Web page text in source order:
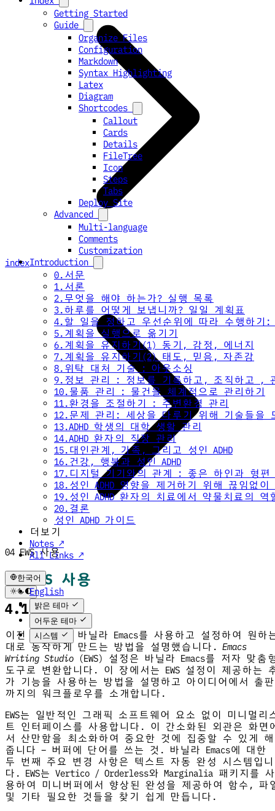
Getting Started
Guide
Organize Files
Configuration
Markdown
Syntax Highlighting
Latex
Diagram
Shortcodes
Callout
Cards
Details
FileTree
Icon
Steps
Tabs
Deploy Site
Advanced
Multi-language
Comments
Customization
Introduction
0.서문
1.서론
2.무엇을 해야 하는가? 실행 목록
3.하루를 어떻게 보냅니까? 일일 계획표
4.할 일을 정하고 우선순위에 따라 수행하기
5.계획을 실행으로 옮기기
6.계획을 유지하기(1) 동기, 감정, 에너지
7.계획을 유지하기(2) 태도, 믿음, 자존감
8.위탁 대처 기술 : 아웃소싱
9.정보 관리 : 정보를 기록하고, 조직하고 ,
10.물품 관리 : 물건을 체계적으로 관리하기
11.환경을 조절하기 : 주변환경 관리
12.문제 관리: 세상을 다루기 위해 기술들을
13.ADHD 학생의 대학 생활 관리
14.ADHD 환자의 직장 관리
15.대인관계, 가족, 그리고 성인 ADHD
16.건강, 행복과 성인 ADHD
17.디지털 기기와의 관계 : 좋은 하인과 형편
18.성인 ADHD 영향을 제거하기 위해 끊임없이
19.성인 ADHD 환자의 치료에서 약물치료의 역
20.결론
성인 ADHD 가이드
더보기
Notes ↗
All Links ↗
한국어
English
한국어
밝은 테마
어두운 테마
시스템
index
04 EWS 사용
04 EWS 사용
4.1 서론
이전 장에서는 바닐라 Emacs를 사용하고 설정하여 원하
대로 동작하게 만드는 방법을 설명했습니다. Emacs
Writing Studio (EWS) 설정은 바닐라 Emacs를 저자 맞춤
도구로 변환합니다. 이 장에서는 EWS 설정이 제공하는
가 기능을 사용하는 방법을 설명하고 아이디어에서 출판
까지의 워크플로우를 소개합니다.
EWS는 일반적인 그래픽 소프트웨어 요소 없이 미니멀리
트 인터페이스를 사용합니다. 이 간소화된 외관은 화면
서 산만함을 최소화하여 중요한 것에 집중할 수 있게 해
줍니다 – 버퍼에 단어를 쓰는 것. 바닐라 Emacs에 대한
두 번째 주요 변경 사항은 텍스트 자동 완성 시스템입니
다. EWS는 Vertico / Orderless와 Marginalia 패키지를 사
용하여 미니버퍼에서 향상된 완성을 제공하여 함수, 파
및 기타 필요한 것들을 찾기 쉽게 만듭니다.